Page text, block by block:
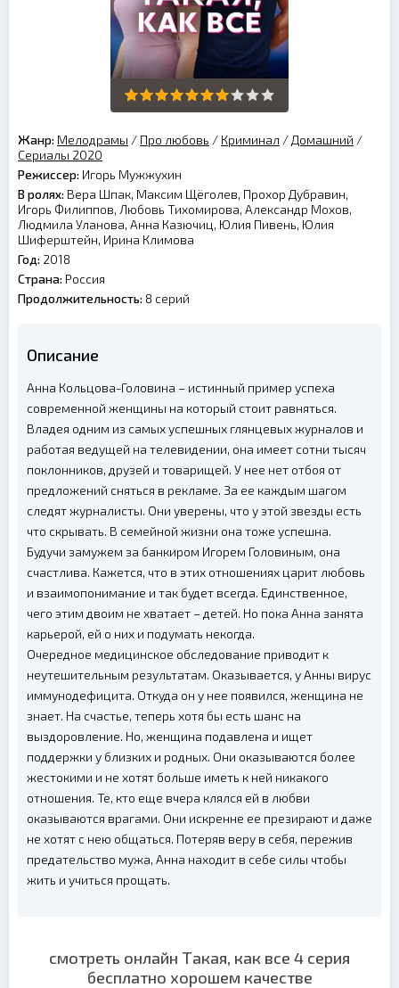
Жанр: Мелодрамы / Про любовь / Криминал / Домашний /
Сериалы 2020
Режиссер: Игорь Мужжухин
В ролях: Вера Шпак, Максим Щёголев, Прохор Дубравин,
Игорь Филиппов, Любовь Тихомирова, Александр Мохов,
Людмила Уланова, Анна Казючиц, Юлия Пивень, Юлия
Шиферштейн, Ирина Климова
Год: 2018
Страна: Россия
Продолжительность: 8 серий
Описание
Анна Кольцова-Головина – истинный пример успеха
современной женщины на который стоит равняться.
Владея одним из самых успешных глянцевых журналов и
работая ведущей на телевидении, она имеет сотни тысяч
поклонников, друзей и товарищей. У нее нет отбоя от
предложений сняться в рекламе. За ее каждым шагом
следят журналисты. Они уверены, что у этой звезды есть
что скрывать. В семейной жизни она тоже успешна.
Будучи замужем за банкиром Игорем Головиным, она
счастлива. Кажется, что в этих отношениях царит любовь
и взаимопонимание и так будет всегда. Единственное,
чего этим двоим не хватает – детей. Но пока Анна занята
карьерой, ей о них и подумать некогда.
Очередное медицинское обследование приводит к
неутешительным результатам. Оказывается, у Анны вирус
иммунодефицита. Откуда он у нее появился, женщина не
знает. На счастье, теперь хотя бы есть шанс на
выздоровление. Но, женщина подавлена и ищет
поддержки у близких и родных. Они оказываются более
жестокими и не хотят больше иметь к ней никакого
отношения. Те, кто еще вчера клялся ей в любви
оказываются врагами. Они искренне ее презирают и даже
не хотят с нею общаться. Потеряв веру в себя, пережив
предательство мужа, Анна находит в себе силы чтобы
жить и учиться прощать.
смотреть онлайн Такая, как все 4 серия
бесплатно хорошем качестве